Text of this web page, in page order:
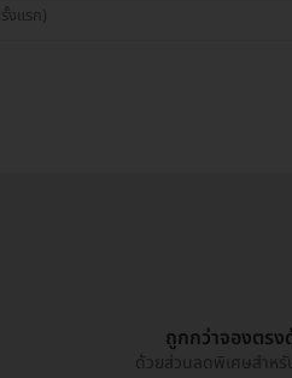
งแรก)
ถูกกว่าจองตรง
ด้วยส่วนลดพิเศษสำหรั